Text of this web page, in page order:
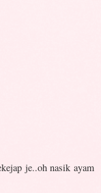
je..oh nasik ayam